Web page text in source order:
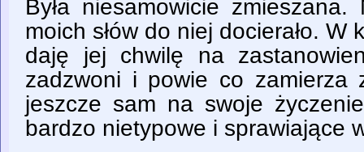
Była niesamowicie
moich słów do niej docierało. W
daję jej chwilę na
zadzwoni i powie co zamierza
jeszcze sam na swoje
bardzo nietypowe i sprawiające